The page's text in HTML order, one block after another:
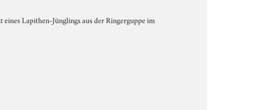
Lapithen-Jünglings aus der Ringerguppe im